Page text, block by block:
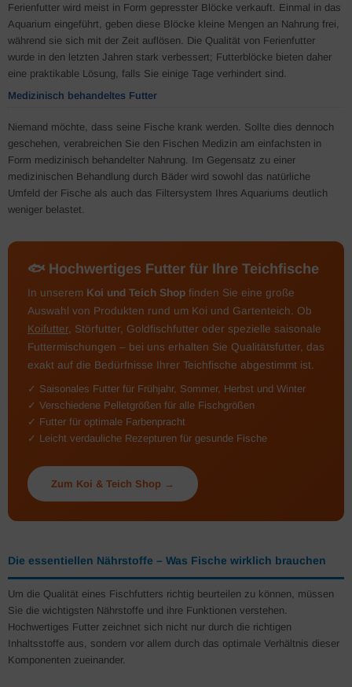
Ferienfutter wird meist in Form gepresster Blöcke verkauft. Einmal in das
Aquarium eingeführt, geben diese Blöcke kleine Mengen an Nahrung frei,
während sie sich mit der Zeit auflösen. Die Qualität von Ferienfutter
wurde in den letzten Jahren stark verbessert; Futterblöcke bieten daher
eine praktikable Lösung, falls Sie einige Tage verhindert sind.
Medizinisch behandeltes Futter
Niemand möchte, dass seine Fische krank werden. Sollte dies dennoch
geschehen, verabreichen Sie den Fischen Medizin am einfachsten in
Form medizinisch behandelter Nahrung. Im Gegensatz zu einer
medizinischen Behandlung durch Bäder wird sowohl das natürliche
Umfeld der Fische als auch das Filtersystem Ihres Aquariums deutlich
weniger belastet.
🐟 Hochwertiges Futter für Ihre Teichfische
In unserem Koi und Teich Shop finden Sie eine große
Auswahl von Produkten rund um Koi und Gartenteich. Ob
Koifutter, Störfutter, Goldfischfutter oder spezielle saisonale
Futtermischungen – bei uns erhalten Sie Qualitätsfutter, das
exakt auf die Bedürfnisse Ihrer Teichfische abgestimmt ist.
✓ Saisonales Futter für Frühjahr, Sommer, Herbst und Winter
✓ Verschiedene Pelletgrößen für alle Fischgrößen
✓ Futter für optimale Farbenpracht
✓ Leicht verdauliche Rezepturen für gesunde Fische
Zum Koi & Teich Shop →
Die essentiellen Nährstoffe – Was Fische wirklich brauchen
Um die Qualität eines Fischfutters richtig beurteilen zu können, müssen
Sie die wichtigsten Nährstoffe und ihre Funktionen verstehen.
Hochwertiges Futter zeichnet sich nicht nur durch die richtigen
Inhaltsstoffe aus, sondern vor allem durch das optimale Verhältnis dieser
Komponenten zueinander.